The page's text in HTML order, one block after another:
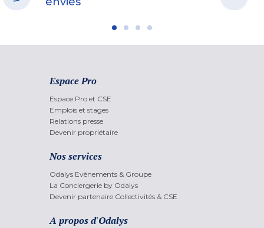
Espace Pro
Espace Pro et CSE
Emplois et stages
Relations presse
Devenir propriétaire
Nos services
Odalys Evènements & Groupe
La Conciergerie by Odalys
Devenir partenaire Collectivités & CSE
A propos d'Odalys